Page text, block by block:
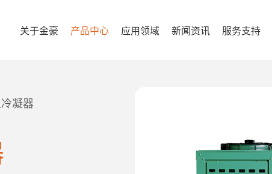
关于金豪 产品中心 应用领域 新闻资讯 服务支持
凝器